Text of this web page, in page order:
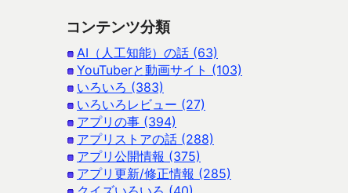
コンテンツ分類
AI（人工知能）の話 (63)
YouTuberと動画サイト (103)
いろいろ (383)
いろいろレビュー (27)
アプリの事 (394)
アプリストアの話 (288)
アプリ公開情報 (375)
アプリ更新/修正情報 (285)